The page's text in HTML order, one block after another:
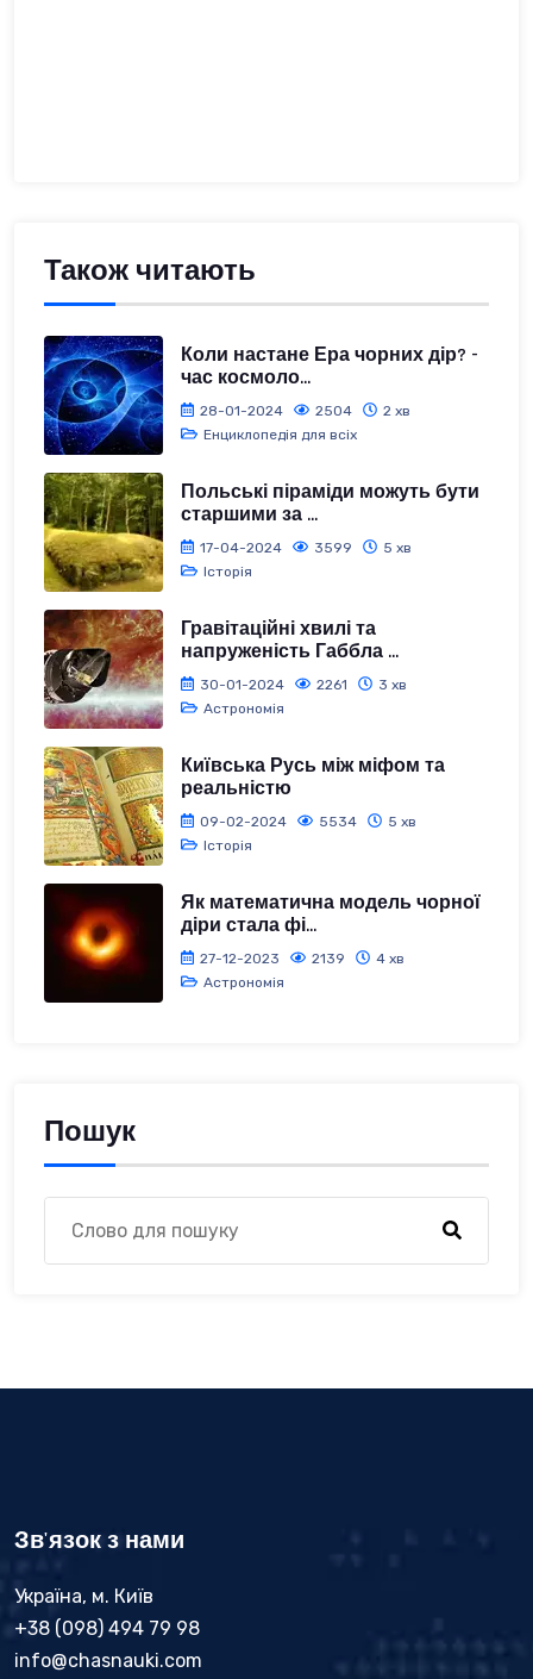
Також читають
Коли настане Ера чорних дір? -
час космоло...
28-01-2024 2504
2 хв
Енциклопедія для всіх
Польські піраміди можуть бути
старшими за ...
17-04-2024 3599
5 хв
Історія
Гравітаційні хвилі та
напруженість Габбла ...
30-01-2024 2261
3 хв
Астрономія
Київська Русь між міфом та
реальністю
09-02-2024 5534
5 хв
Історія
Як математична модель чорної
діри стала фі...
27-12-2023 2139
4 хв
Астрономія
Пошук
Зв'язок з нами
Україна, м. Київ
+38 (098) 494 79 98
info@chasnauki.com